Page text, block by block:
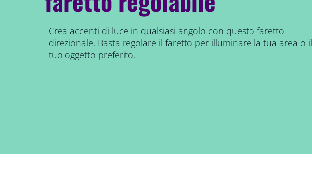
Crea accenti di luce in qualsiasi angolo con questo faretto
direzionale. Basta regolare il faretto per illuminare la tua area o il
tuo oggetto preferito.